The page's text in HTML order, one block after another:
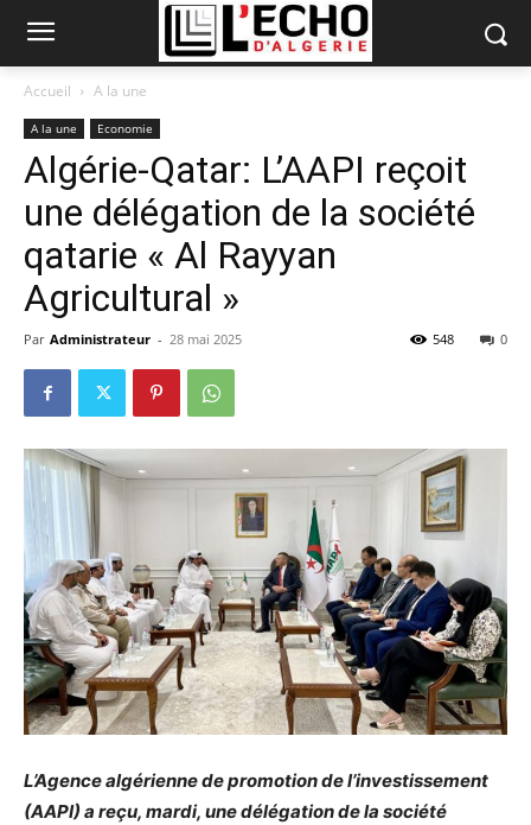
Accueil A la une
A la une Economie
Algérie-Qatar: L’AAPI reçoit
une délégation de la société
qatarie « Al Rayyan
Agricultural »
Par Administrateur - 28 mai 2025 0
548
L’Agence algérienne de promotion de l’investissement
(AAPI) a reçu, mardi, une délégation de la société